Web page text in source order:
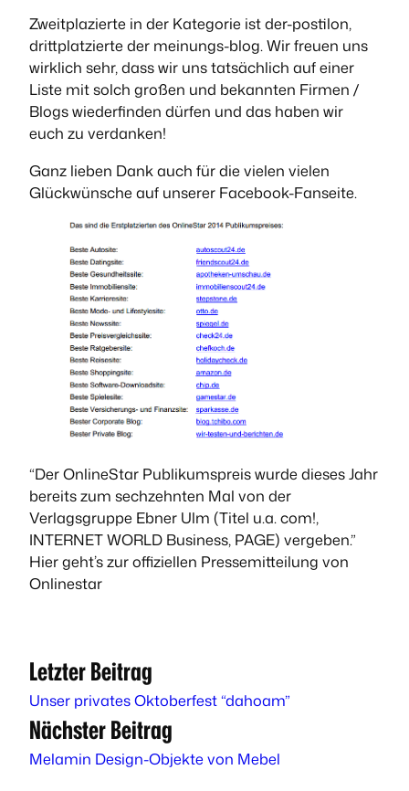
Zweitplazierte in der Kategorie ist der-postilon,
drittplatzierte der meinungs-blog. Wir freuen uns
wirklich sehr, dass wir uns tatsächlich auf einer
Liste mit solch großen und bekannten Firmen /
Blogs wiederfinden dürfen und das haben wir
euch zu verdanken!
Ganz lieben Dank auch für die vielen vielen
Glückwünsche auf unserer Facebook-Fanseite.
“Der OnlineStar Publikumspreis wurde dieses Jahr
bereits zum sechzehnten Mal von der
Verlagsgruppe Ebner Ulm (Titel u.a. com!,
INTERNET WORLD Business, PAGE) vergeben.”
Hier geht’s zur offiziellen Pressemitteilung von
Onlinestar
Letzter Beitrag
Unser privates Oktoberfest “dahoam”
Nächster Beitrag
Melamin Design-Objekte von Mebel